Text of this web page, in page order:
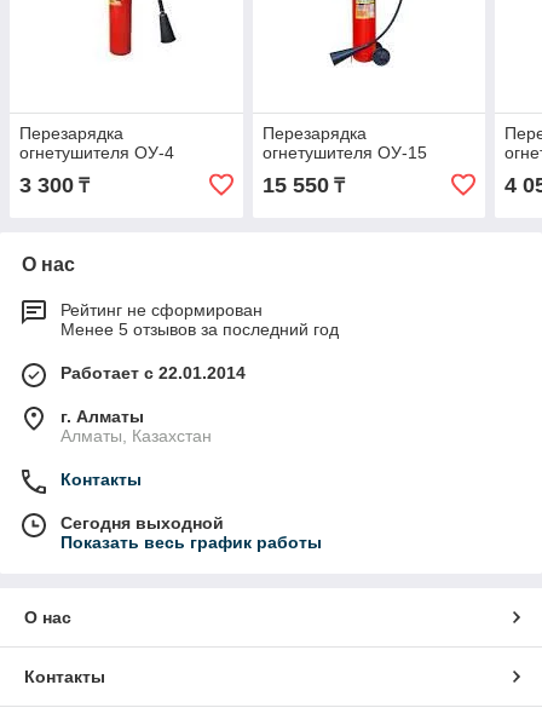
Перезарядка
огнетушителя ОУ-4
3 300 ₸
Перезарядка
огнетушителя ОУ-15
15 550₸ 4
О нас
Рейтинг не сформирован
Менее 5 отзывов за последний год
Работает с 22.01.2014
г. Алматы
Алматы, Казахстан
Контакты
Сегодня выходной
Показать весь график работы
О нас
Контакты